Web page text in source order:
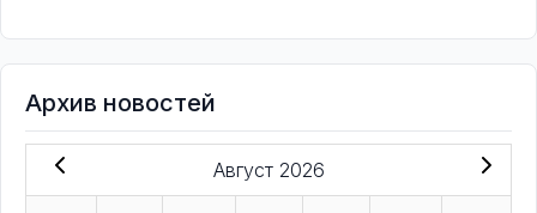
Архив новостей
Август 2026